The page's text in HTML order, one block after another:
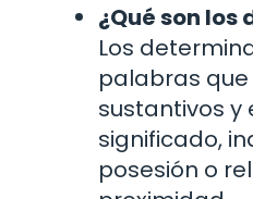
¿Qué son
Los
palabras
sustantivos y
significado,
posesión o